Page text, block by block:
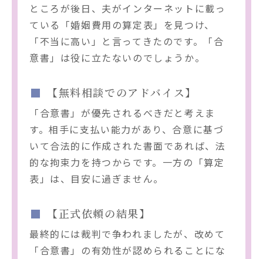
ところが後日、夫がインターネットに載っ
ている「婚姻費用の算定表」を見つけ、
「不当に高い」と言ってきたのです。「合
意書」は役に立たないのでしょうか。
【無料相談でのアドバイス】
「合意書」が優先されるべきだと考えま
す。相手に支払い能力があり、合意に基づ
いて合法的に作成された書面であれば、法
的な拘束力を持つからです。一方の「算定
表」は、目安に過ぎません。
【正式依頼の結果】
最終的には裁判で争われましたが、改めて
「合意書」の有効性が認められることにな